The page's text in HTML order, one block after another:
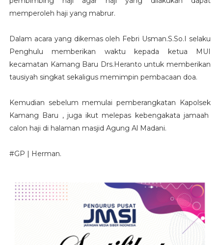
memperoleh haji yang mabrur.
Dalam acara yang dikemas oleh Febri Usman.S.So.I selaku
Penghulu memberikan waktu kepada ketua MUI
kecamatan Kamang Baru Drs.Heranto untuk memberikan
tausiyah singkat sekaligus memimpin pembacaan doa.
Kemudian sebelum memulai pemberangkatan Kapolsek
Kamang Baru , juga ikut melepas kebengakata jamaah
calon haji di halaman masjid Agung Al Madani.
#GP | Herman.